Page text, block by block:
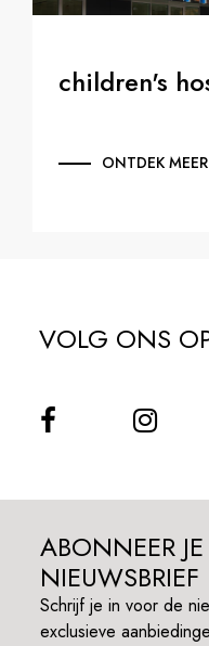
children's
ONTDEK MEER
VOLG ONS
ABONNEER
NIEUWSBRIEF
Schrijf je in voor de
exclusieve